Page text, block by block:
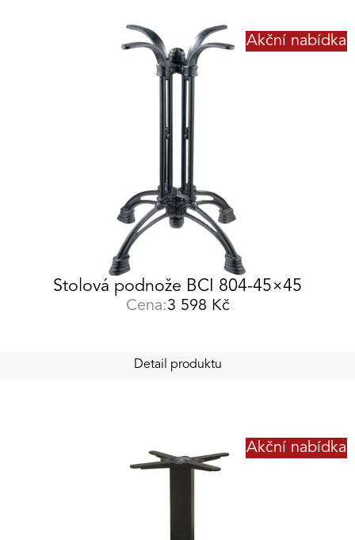
Akční nabídka
Stolová podnože BCI 804-45×45
Cena:3 598 Kč
Detail produktu
Akční nabídka